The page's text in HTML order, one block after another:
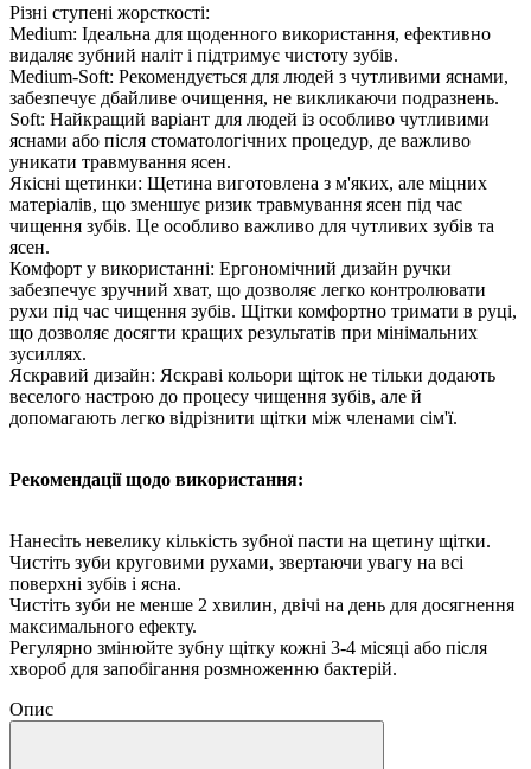
Різні ступені жорсткості:
Medium: Ідеальна для щоденного використання, ефективно
видаляє зубний наліт і підтримує чистоту зубів.
Medium-Soft: Рекомендується для людей з чутливими яснами,
забезпечує дбайливе очищення, не викликаючи подразнень.
Soft: Найкращий варіант для людей із особливо чутливими
яснами або після стоматологічних процедур, де важливо
уникати травмування ясен.
Якісні щетинки: Щетина виготовлена з м'яких, але міцних
матеріалів, що зменшує ризик травмування ясен під час
чищення зубів. Це особливо важливо для чутливих зубів та
ясен.
Комфорт у використанні: Ергономічний дизайн ручки
забезпечує зручний хват, що дозволяє легко контролювати
рухи під час чищення зубів. Щітки комфортно тримати в руці,
що дозволяє досягти кращих результатів при мінімальних
зусиллях.
Яскравий дизайн: Яскраві кольори щіток не тільки додають
веселого настрою до процесу чищення зубів, але й
допомагають легко відрізнити щітки між членами сім'ї.
Рекомендації щодо використання:
Нанесіть невелику кількість зубної пасти на щетину щітки.
Чистіть зуби круговими рухами, звертаючи увагу на всі
поверхні зубів і ясна.
Чистіть зуби не менше 2 хвилин, двічі на день для досягнення
максимального ефекту.
Регулярно змінюйте зубну щітку кожні 3-4 місяці або після
хвороб для запобігання розмноженню бактерій.
Опис